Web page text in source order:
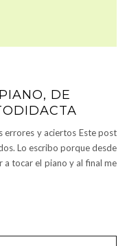
DE
errores y aciertos Este post
Lo escribo porque desde
a tocar el piano y al final me